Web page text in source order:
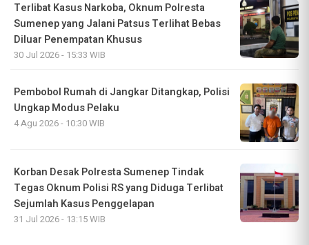
Terlibat Kasus Narkoba, Oknum Polresta
Sumenep yang Jalani Patsus Terlihat Bebas
Diluar Penempatan Khusus
30 Jul 2026 - 15:33 WIB
Pembobol Rumah di Jangkar Ditangkap, Polisi
Ungkap Modus Pelaku
4 Agu 2026 - 10:30 WIB
Korban Desak Polresta Sumenep Tindak
Tegas Oknum Polisi RS yang Diduga Terlibat
Sejumlah Kasus Penggelapan
31 Jul 2026 - 13:15 WIB